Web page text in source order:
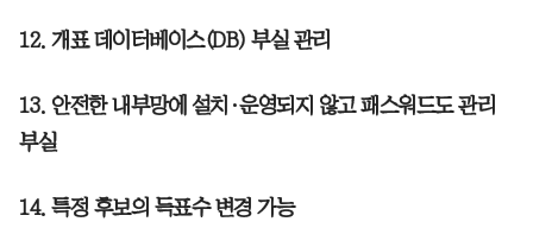
12. 개표 데이터베이스(DB) 부실 관리
13. 안전한 내부망에 설치·운영되지 않고 패스워드도 관리
부실
14. 특정 후보의 득표수 변경 가능